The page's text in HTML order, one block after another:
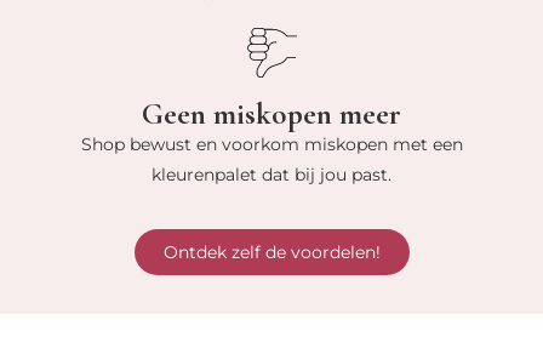
Geen miskopen meer
Shop bewust en voorkom miskopen met een
kleurenpalet dat bij jou past.
Ontdek zelf de voordelen!